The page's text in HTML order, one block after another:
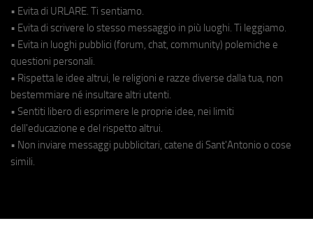
• Evita di URLARE. Ti sentiamo.
• Evita di scrivere lo stesso messaggio in più luoghi. Ti leggiamo.
• Evita in luoghi pubblici (forum, chat, community) polemiche e
questioni personali.
• Rispetta le idee altrui, le religioni e razze diverse dalla tua, non
bestemmiare né insultare altri utenti.
• Sentiti libero di esprimere le proprie idee, nei limiti
dell'educazione e del rispetto altrui.
• Non inviare messaggi pubblicitari, catene di Sant'Antonio o cose
simili.